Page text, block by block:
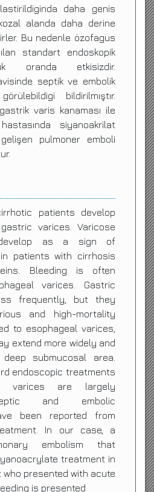
daha genis
alanda daha derine
Bu nedenle özofagus
standart endoskopik
oranda etkisizdir.
septik ve embolik
bildirilmıştır.
varis kanaması ile
siyanoakrilat
pulmoner emboli
patients develop
varices. Varicose
as a sign of
patients with cirrhosis
Bleeding is often
varices. Gastric
frequently, but they
and high-mortality
to esophageal varices,
extend more widely and
submucosal area.
endoscopic treatments
varices are largely
and embolic
been reported from
In our case, a
embolism that
treatment in
presented with acute
is presented